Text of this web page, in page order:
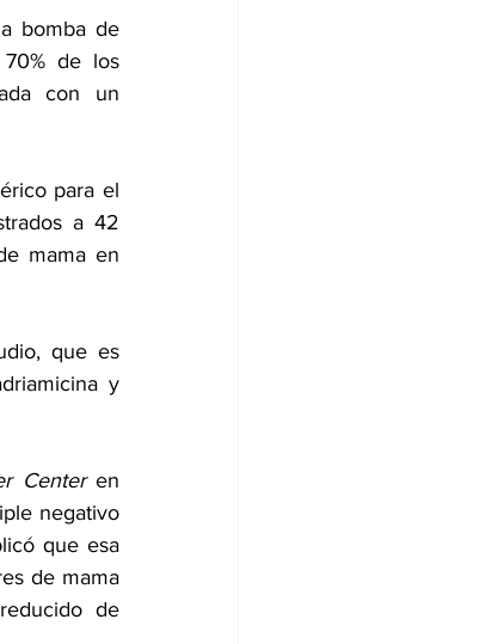
bomba de
de los
con un
a 42
mama en
que es
Center en
negativo
que esa
de mama
de